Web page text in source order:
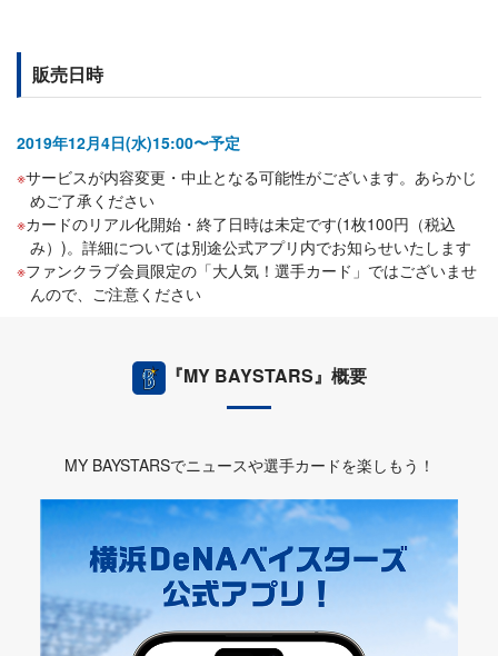
販売日時
2019年12月4日(水)15:00〜予定
サービスが内容変更・中止となる可能性がございます。あらかじ
めご了承ください
カードのリアル化開始・終了日時は未定です(1枚100円（税込
み）)。詳細については別途公式アプリ内でお知らせいたします
ファンクラブ会員限定の「大人気！選手カード」ではございませ
んので、ご注意ください
『MY BAYSTARS』概要
MY BAYSTARSでニュースや選手カードを楽しもう！